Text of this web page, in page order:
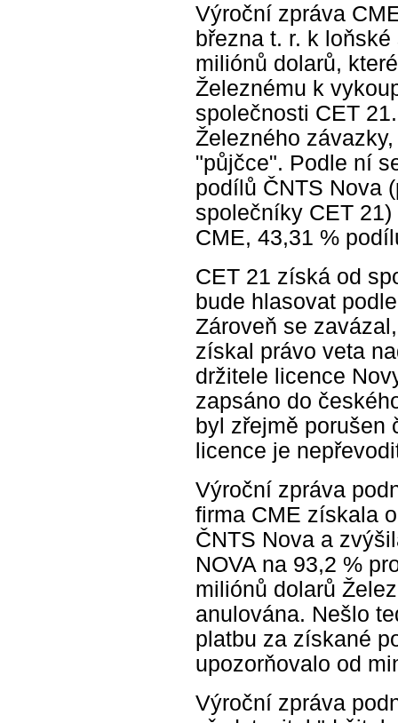
Výroční zpráva
března t. r. k
miliónů dolarů,
Železnému k
společnosti CET
Železného
"půjčce". Podle ní
podílů ČNTS Nova
společníky CET
CME, 43,31 %
CET 21 získá od
bude hlasovat
Zároveň se
získal právo veta
držitele licence
zapsáno do
byl zřejmě porušen
licence je
Výroční zpráva
firma CME získala
ČNTS Nova a
NOVA na 93,2 %
miliónů dolarů
anulována. Nešlo
platbu za získané
upozorňovalo od
Výroční zpráva